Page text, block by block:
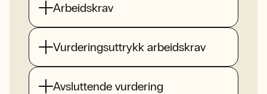
Arbeidskrav
Vurderingsuttrykk arbeidskrav
Avsluttende vurdering